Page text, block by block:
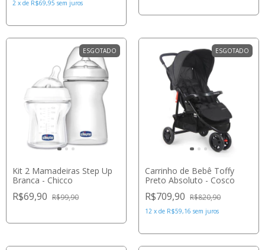
2 x de R$69,95 sem juros
ESGOTADO
Kit 2 Mamadeiras Step Up
Branca - Chicco
R$69,90 R$99,90
ESGOTADO
Carrinho de Bebê Toffy
Preto Absoluto - Cosco
R$709,90 R$820,90
12 x de R$59,16 sem juros